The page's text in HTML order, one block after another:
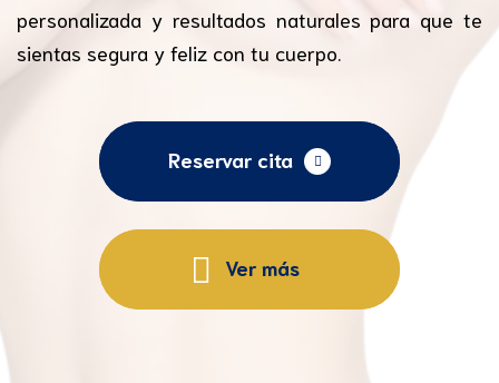
personalizada y resultados naturales para que te
sientas segura y feliz con tu cuerpo.
Reservar cita
Ver más